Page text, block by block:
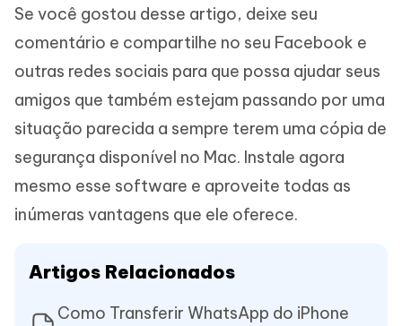
Se você gostou desse artigo, deixe seu
comentário e compartilhe no seu Facebook e
outras redes sociais para que possa ajudar seus
amigos que também estejam passando por uma
situação parecida a sempre terem uma cópia de
segurança disponível no Mac. Instale agora
mesmo esse software e aproveite todas as
inúmeras vantagens que ele oferece.
Artigos Relacionados
Como Transferir WhatsApp do iPhone